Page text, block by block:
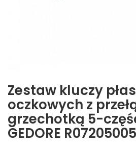
Zestaw kluczy
oczkowych z
grzechotką 5-
GEDORE